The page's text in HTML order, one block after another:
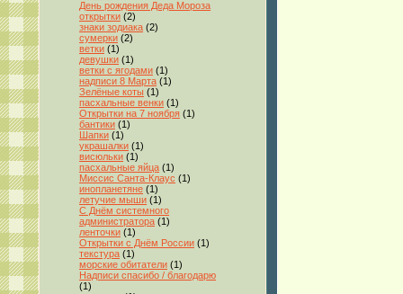
День рождения Деда Мороза
открытки (2)
знаки зодиака (2)
сумерки (2)
ветки (1)
девушки (1)
ветки с ягодами (1)
надписи 8 Марта (1)
Зелёные коты (1)
пасхальные венки (1)
Открытки на 7 ноября (1)
бантики (1)
Шапки (1)
украшалки (1)
висюльки (1)
пасхальные яйца (1)
Миссис Санта-Клаус (1)
инопланетяне (1)
летучие мыши (1)
С Днём системного
администратора (1)
ленточки (1)
Открытки с Днём России (1)
текстура (1)
морские обитатели (1)
Надписи спасибо / благодарю
(1)